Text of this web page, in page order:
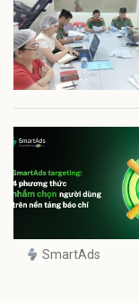
SmartAds